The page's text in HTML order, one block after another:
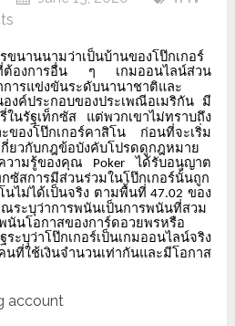
ขนานนามว่าเป็นบ้านของโป๊กเกอร์
องการอื่น
ๆ
เกมออนไลน์ส่วน
ารแข่งขันระดับนานาชาติและ
งค์ประกอบของประเพณีอเมริกัน
มี
ในรัฐเท็กซัส
แต่พวกเขาไม่ทราบถึง
ของโป๊กเกอร์คาสิโน
ก่อนที่จะเริ่ม
กี่ยวกับกฎข้อบังคับโปรดดูกฎหมาย
วามรู้ของคุณ Poker ได้รับอนุญาต
ซัสการมีส่วนร่วมในโป๊กเกอร์นั้นถูก
นไม่ได้เป็นจริง ตามพื้นที่ 47.02 ของ
ระบุว่าการพนันเป็นการพนันที่สวม
นันโอกาสของการ์ดอวยพรหรือ
ะบุว่าโป๊กเกอร์เป็นเกมออนไลน์จริง
นที่ใช้เงินจำนวนเท่ากันและมีโอกาส